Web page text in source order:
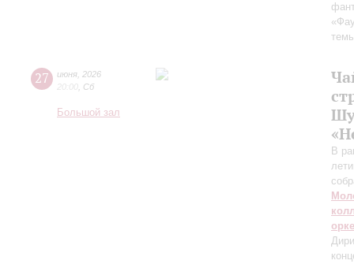
27 июня 2026
20:00 Сб
Большой зал
В